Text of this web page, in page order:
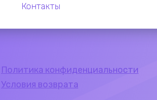
Контакты
Политика конфиденциальности
Условия возврата